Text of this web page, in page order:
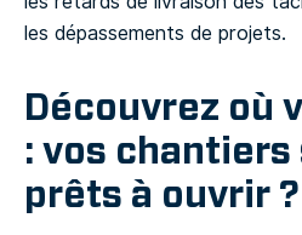
les dépassements de projets.
Découvrez où
: vos
prêts à ouvrir ?